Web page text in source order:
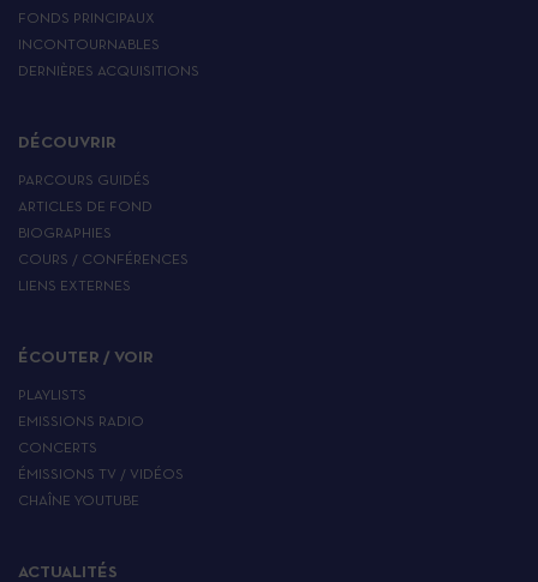
FONDS PRINCIPAUX
INCONTOURNABLES
DERNIÈRES ACQUISITIONS
DÉCOUVRIR
PARCOURS GUIDÉS
ARTICLES DE FOND
BIOGRAPHIES
COURS / CONFÉRENCES
LIENS EXTERNES
ÉCOUTER / VOIR
PLAYLISTS
EMISSIONS RADIO
CONCERTS
ÉMISSIONS TV / VIDÉOS
CHAÎNE YOUTUBE
ACTUALITÉS